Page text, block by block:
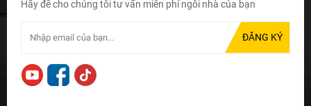
Hãy để cho chúng tôi tư vấn miễn phí ngôi nhà của bạn